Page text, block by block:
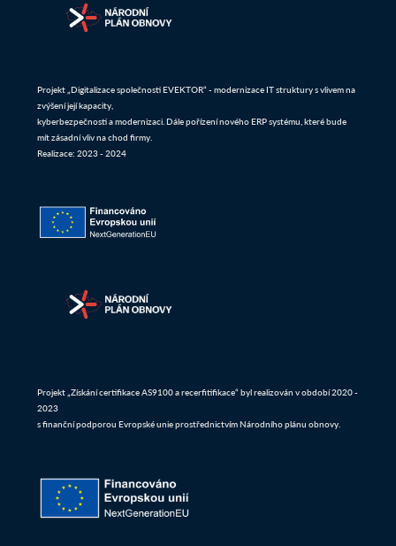
Projekt „Digitalizace společnosti EVEKTOR“ - modernizace IT struktury s vlivem na
zvýšení její kapacity,
kyberbezpečnosti a modernizaci. Dále pořízení nového ERP systému, které bude
mít zásadní vliv na chod firmy.
Realizace: 2023 - 2024
Projekt „Získání certifikace AS9100 a recerfitifikace“ byl realizován v období 2020 -
2023
s finanční podporou Evropské unie prostřednictvím Národního plánu obnovy.